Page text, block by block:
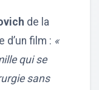
de la
d’un film : «
qui se
sans